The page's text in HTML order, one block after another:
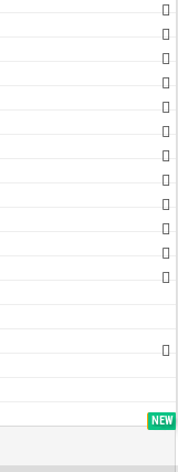
TOP
NEW
NEW
NEW